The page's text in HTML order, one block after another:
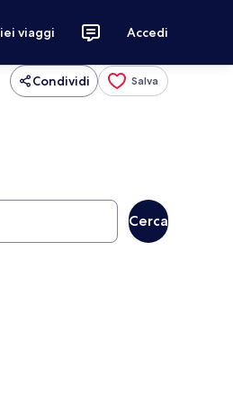
viaggi Accedi
Condividi Salva
Cerca